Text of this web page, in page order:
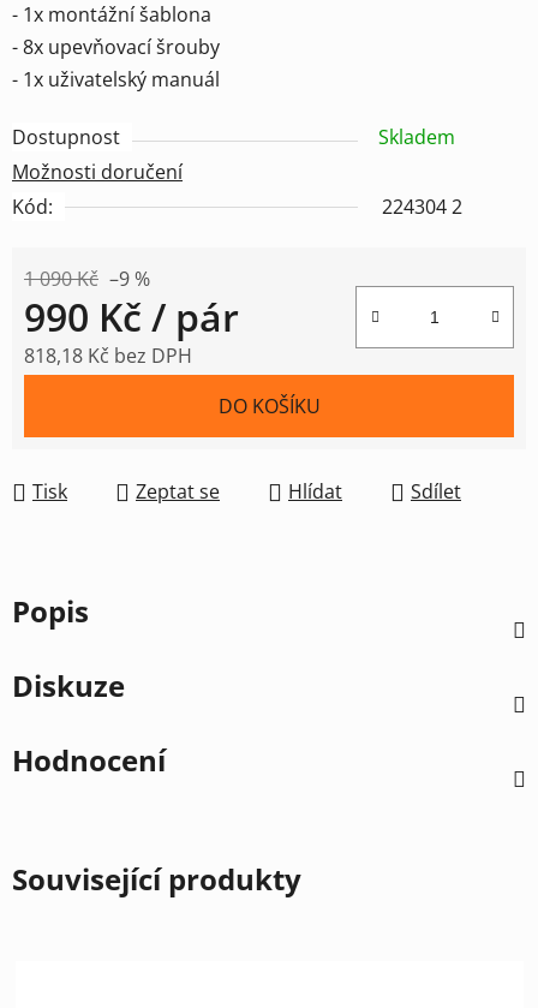
- 1x montážní šablona
- 8x upevňovací šrouby
- 1x uživatelský manuál
Dostupnost
Skladem
Možnosti doručení
Kód:
224304 2
1 090 Kč –9 %
990 Kč / pár
818,18 Kč bez DPH
DO KOŠÍKU
Tisk Zeptat se Hlídat Sdílet
Popis
Diskuze
Hodnocení
Související produkty